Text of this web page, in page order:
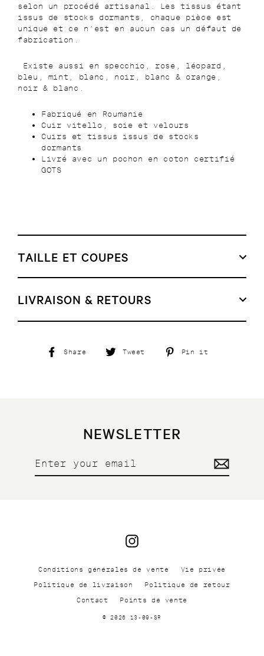
selon un procédé artisanal. Les tissus étant
issus de stocks dormants, chaque pièce est
unique et ce n’est en aucun cas un défaut de
fabrication.
Existe aussi en specchio, rose, léopard,
bleu, mint, blanc, noir, blanc & orange,
noir & blanc.
Fabriqué en Roumanie
Cuir vitello, soie et velours
Cuirs et tissus issus de stocks
dormants
Livré avec un pochon en coton certifié
GOTS
TAILLE ET COUPES
LIVRAISON & RETOURS
Share
Share
Tweet
Tweet
Pin it
NEWSLETTER
email
Conditions générales de vente Vie privée
Politique de livraison Politique de retour
Contact Points de vente
© 2026 13-09-SR